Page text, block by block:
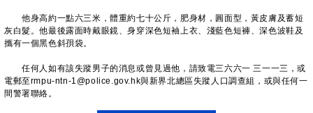
他身高約一點六三米，體重約七十公斤，肥身材，圓面型，黃皮膚及蓄短
灰白髮。他最後露面時戴眼鏡、身穿深色短袖上衣、淺藍色短褲、深色波鞋及
攜有一個黑色斜孭袋。
任何人如有該失蹤男子的消息或曾見過他，請致電三六六一 三一一三，或
電郵至rmpu-ntn-1@police.gov.hk與新界北總區失蹤人口調查組，或與任何一
間警署聯絡。